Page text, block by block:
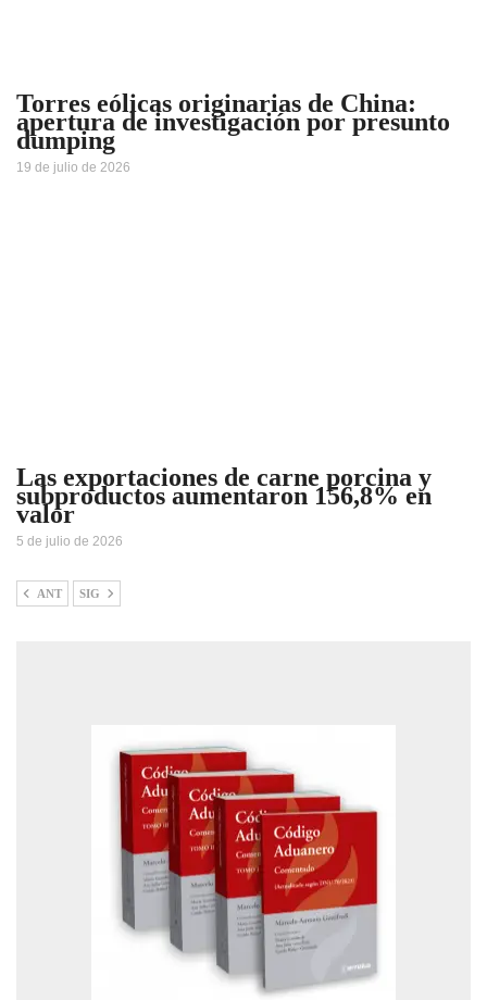
Torres eólicas originarias de China:
apertura de investigación por presunto
dumping
19 de julio de 2026
Las exportaciones de carne porcina y
subproductos aumentaron 156,8% en
valor
5 de julio de 2026
ANT SIG